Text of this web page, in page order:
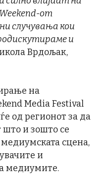
Weekend-от
случувања кои
и
Врдољак,
на
Media Festival
од регионот за да
што и зошто се
сцена,
и
медиумите.